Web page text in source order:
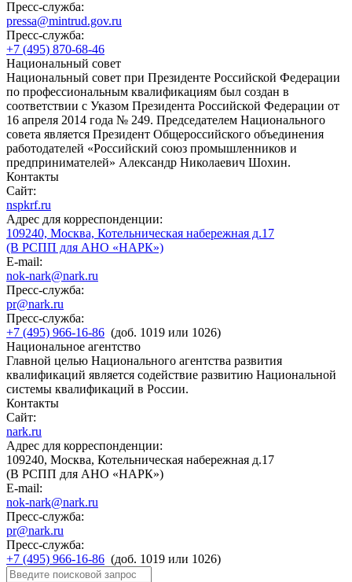
Пресс-служба:
pressa@mintrud.gov.ru
Пресс-служба:
+7 (495) 870-68-46
Национальный совет
Национальный совет при Президенте Российской Федерации
по профессиональным квалификациям был создан в
соответствии с Указом Президента Российской Федерации от
16 апреля 2014 года № 249. Председателем Национального
совета является Президент Общероссийского объединения
работодателей «Российский союз промышленников и
предпринимателей» Александр Николаевич Шохин.
Контакты
Сайт:
nspkrf.ru
Адрес для корреспонденции:
109240, Москва, Котельническая набережная д.17
(В РСПП для АНО «НАРК»)
E-mail:
nok-nark@nark.ru
Пресс-служба:
pr@nark.ru
Пресс-служба:
+7 (495) 966-16-86 (доб. 1019 или 1026)
Национальное агентство
Главной целью Национального агентства развития
квалификаций является содействие развитию Национальной
системы квалификаций в России.
Контакты
Сайт:
nark.ru
Адрес для корреспонденции:
109240, Москва, Котельническая набережная д.17
(В РСПП для АНО «НАРК»)
E-mail:
nok-nark@nark.ru
Пресс-служба:
pr@nark.ru
Пресс-служба:
+7 (495) 966-16-86 (доб. 1019 или 1026)